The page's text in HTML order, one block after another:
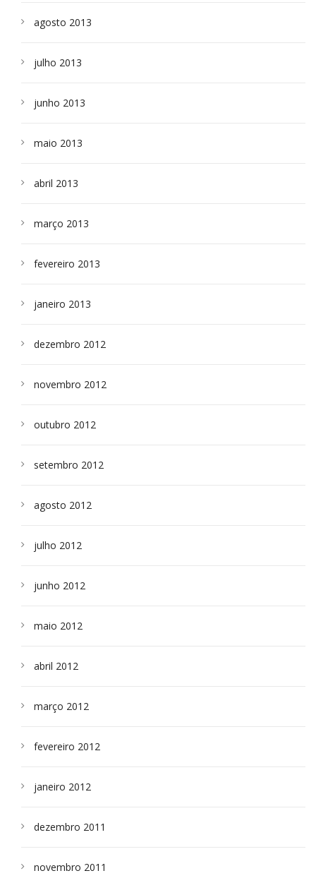
agosto 2013
julho 2013
junho 2013
maio 2013
abril 2013
março 2013
fevereiro 2013
janeiro 2013
dezembro 2012
novembro 2012
outubro 2012
setembro 2012
agosto 2012
julho 2012
junho 2012
maio 2012
abril 2012
março 2012
fevereiro 2012
janeiro 2012
dezembro 2011
novembro 2011